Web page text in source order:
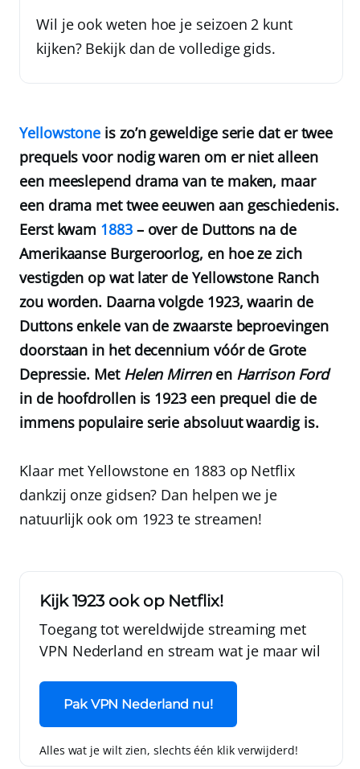
Wil je ook weten hoe je seizoen 2 kunt
kijken? Bekijk dan de volledige gids.
Yellowstone is zo’n geweldige serie dat er twee
prequels voor nodig waren om er niet alleen
een meeslepend drama van te maken, maar
een drama met twee eeuwen aan geschiedenis.
Eerst kwam 1883– over de Duttons na de
Amerikaanse Burgeroorlog, en hoe ze zich
vestigden op wat later de Yellowstone Ranch
zou worden. Daarna volgde 1923, waarin de
Duttons enkele van de zwaarste beproevingen
doorstaan in het decennium vóór de Grote
Depressie. Met Helen Mirrenen Harrison Ford
in de hoofdrollen is 1923 een prequel die de
immens populaire serie absoluut waardig is.
Klaar met Yellowstone en 1883 op Netflix
dankzij onze gidsen? Dan helpen we je
natuurlijk ook om 1923 te streamen!
Kijk 1923 ook op Netflix!
Toegang tot wereldwijde streaming met
VPN Nederland en stream wat je maar wil
Pak VPN Nederland nu!
Alles wat je wilt zien, slechts één klik verwijderd!